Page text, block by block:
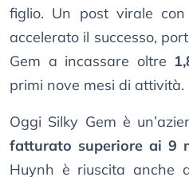
figlio. Un post virale
accelerato il successo,
Gem a incassare oltre
primi nove mesi di attività.
Oggi Silky Gem è
fatturato superiore ai 9
Huynh è riuscita anche